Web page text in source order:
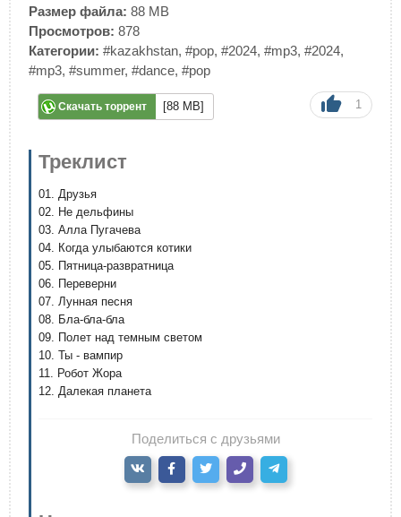
Размер файла: 88 MB
Просмотров: 878
Категории: #kazakhstan, #pop, #2024, #mp3, #2024,
#mp3, #summer, #dance, #pop
Скачать торрент [88 MB] 1
Треклист
01. Друзья
02. Не дельфины
03. Алла Пугачева
04. Когда улыбаются котики
05. Пятница-развратница
06. Переверни
07. Лунная песня
08. Бла-бла-бла
09. Полет над темным светом
10. Ты - вампир
11. Робот Жора
12. Далекая планета
Поделиться с друзьями